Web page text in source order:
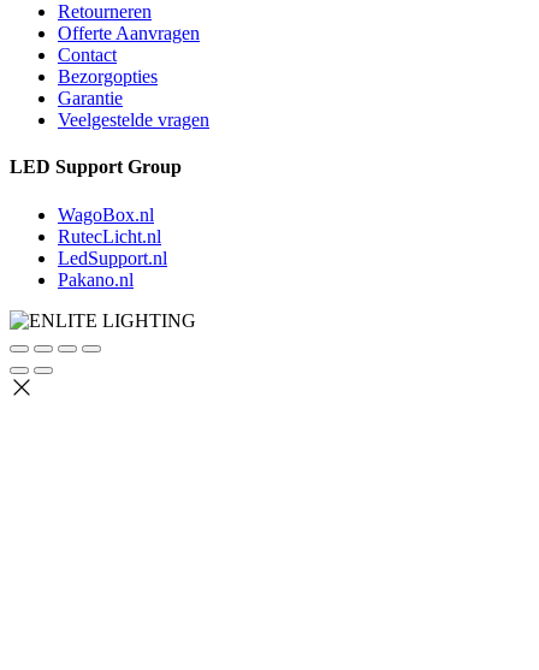
Retourneren
Offerte Aanvragen
Contact
Bezorgopties
Garantie
Veelgestelde vragen
LED Support Group
WagoBox.nl
RutecLicht.nl
LedSupport.nl
Pakano.nl